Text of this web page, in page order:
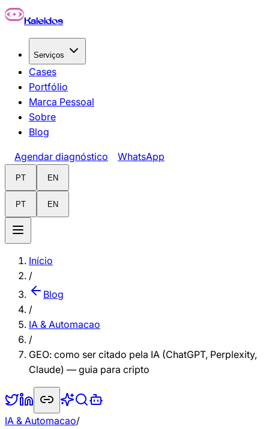
Pular para o conteúdo principal
Kaleidos
Serviços
Cases
Portfólio
Marca Pessoal
Sobre
Blog
Agendar diagnóstico WhatsApp
PT EN
PT EN
Início
/
Blog
/
IA & Automacao
/
GEO: como ser citado pela IA (ChatGPT, Perplexity,
Claude) — guia para cripto
IA & Automacao/